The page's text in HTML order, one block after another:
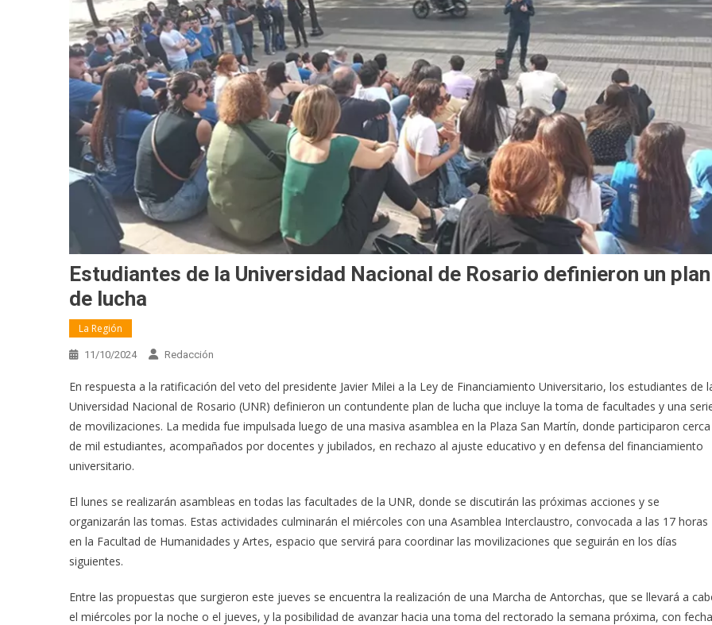
Estudiantes de la Universidad Nacional de Rosario definieron un plan
de lucha
La Región
11/10/2024 Redacción
En respuesta a la ratificación del veto del presidente Javier Milei a la Ley de Financiamiento Universitario, los estudiantes de
Universidad Nacional de Rosario (UNR) definieron un contundente plan de lucha que incluye la toma de facultades y una
de movilizaciones. La medida fue impulsada luego de una masiva asamblea en la Plaza San Martín, donde participaron cerca
de mil estudiantes, acompañados por docentes y jubilados, en rechazo al ajuste educativo y en defensa del financiamiento
universitario.
El lunes se realizarán asambleas en todas las facultades de la UNR, donde se discutirán las próximas acciones y se
organizarán las tomas. Estas actividades culminarán el miércoles con una Asamblea Interclaustro, convocada a las 17 horas
en la Facultad de Humanidades y Artes, espacio que servirá para coordinar las movilizaciones que seguirán en los días
siguientes.
Entre las propuestas que surgieron este jueves se encuentra la realización de una Marcha de Antorchas, que se llevará a
el miércoles por la noche o el jueves, y la posibilidad de avanzar hacia una toma del rectorado la semana próxima, con fecha